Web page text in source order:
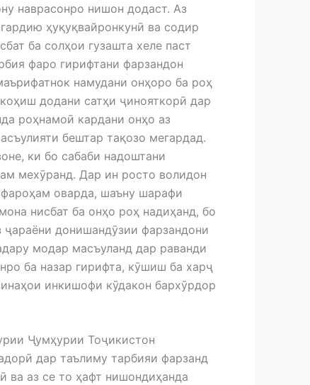
наврасонро нишон додаст. Аз
ҳуқуқвайронкунӣ ва содир
ба солҳои гузашта хеле паст
фаро гирифтани фарзандон
намудани онҳоро ба роҳ
додани сатҳи ҷинояткорӣ дар
роҳнамоӣ кардани онҳо аз
бештар тақозо мегардад.
ки бо сабаби надоштани
мехӯранд. Дар ин росто волидон
оварда, шаъну шарафи
нисбат ба онҳо роҳ надиҳанд, бо
донишандӯзии фарзандони
модар масъуланд дар раванди
ба назар гирифта, кӯшиш ба харҷ
инкишофи кӯдакон бархӯрдор
Ҷумҳурии Тоҷикистон
дар таълиму тарбияи фарзанд
ва аз се то ҳафт нишондиҳанда